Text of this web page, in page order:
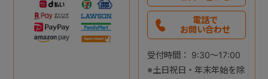
電話で
お問い合わせ
受付時間： 9:30～17:00
※土日祝日・年末年始を除